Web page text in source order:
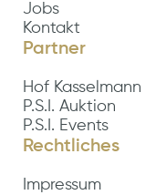
Jobs
Kontakt
Partner
Hof Kasselmann
P.S.I. Auktion
P.S.I. Events
Rechtliches
Impressum